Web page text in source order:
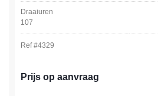
Draaiuren
107
Ref #4329
Prijs op aanvraag